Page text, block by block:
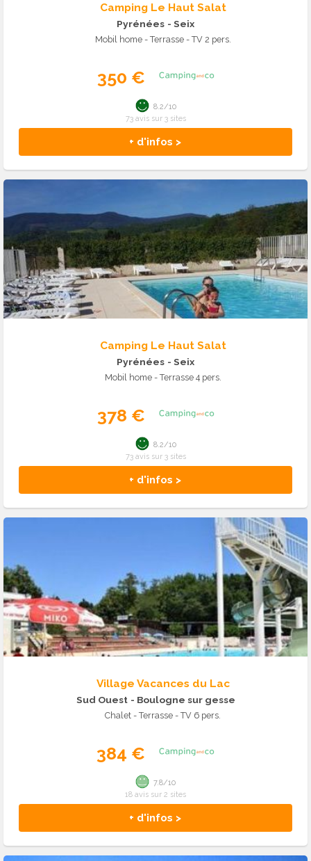
Camping Le Haut Salat
Pyrénées - Seix
Mobil home - Terrasse - TV 2 pers.
350 €
+ d'infos >
8.2/10
73 avis sur 3 sites
Camping Le Haut Salat
Pyrénées - Seix
Mobil home - Terrasse 4 pers.
378 €
+ d'infos >
8.2/10
73 avis sur 3 sites
Village Vacances du Lac
Sud Ouest - Boulogne sur gesse
Chalet - Terrasse - TV 6 pers.
384 €
+ d'infos >
7.8/10
18 avis sur 2 sites